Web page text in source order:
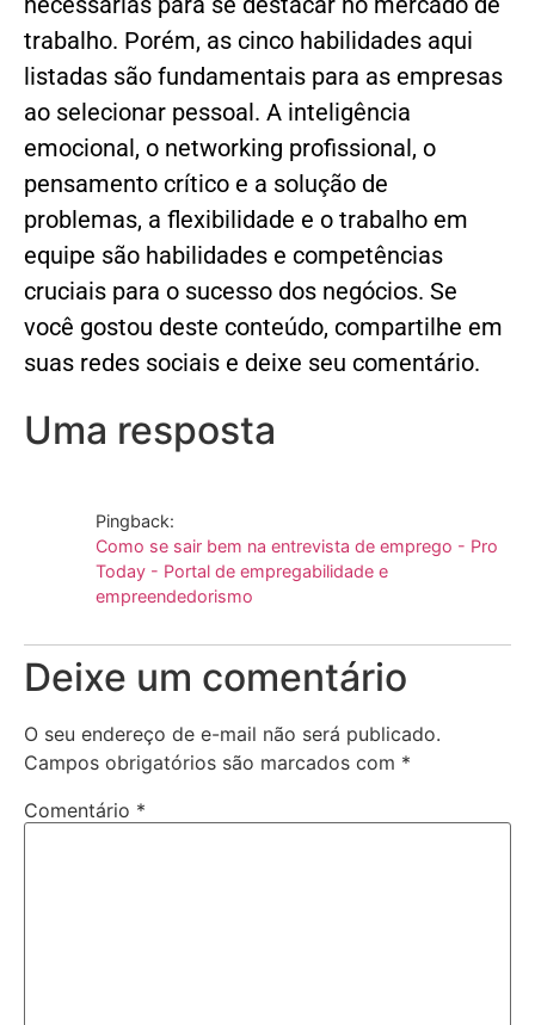
trabalho. Porém, as cinco habilidades aqui
listadas são fundamentais para as empresas
ao selecionar pessoal. A inteligência
emocional, o networking profissional, o
pensamento crítico e a solução de
problemas, a flexibilidade e o trabalho em
equipe são habilidades e competências
cruciais para o sucesso dos negócios. Se
você gostou deste conteúdo, compartilhe em
suas redes sociais e deixe seu comentário.
Uma resposta
Pingback:
Como se sair bem na entrevista de emprego - Pro
Today - Portal de empregabilidade e
empreendedorismo
Deixe um comentário
O seu endereço de e-mail não será publicado.
Campos obrigatórios são marcados com *
Comentário *